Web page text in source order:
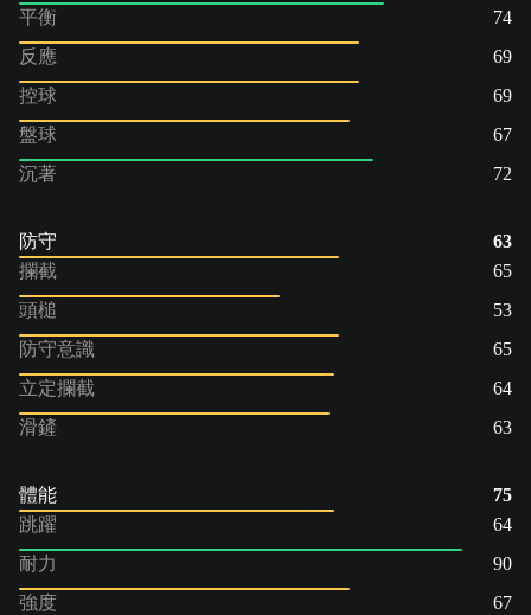
平衡
74
反應
69
控球
69
盤球
67
沉著
72
防守
63
攔截
65
頭槌
53
防守意識
65
立定攔截
64
滑鏟
63
體能
75
跳躍
64
耐力
90
強度
67